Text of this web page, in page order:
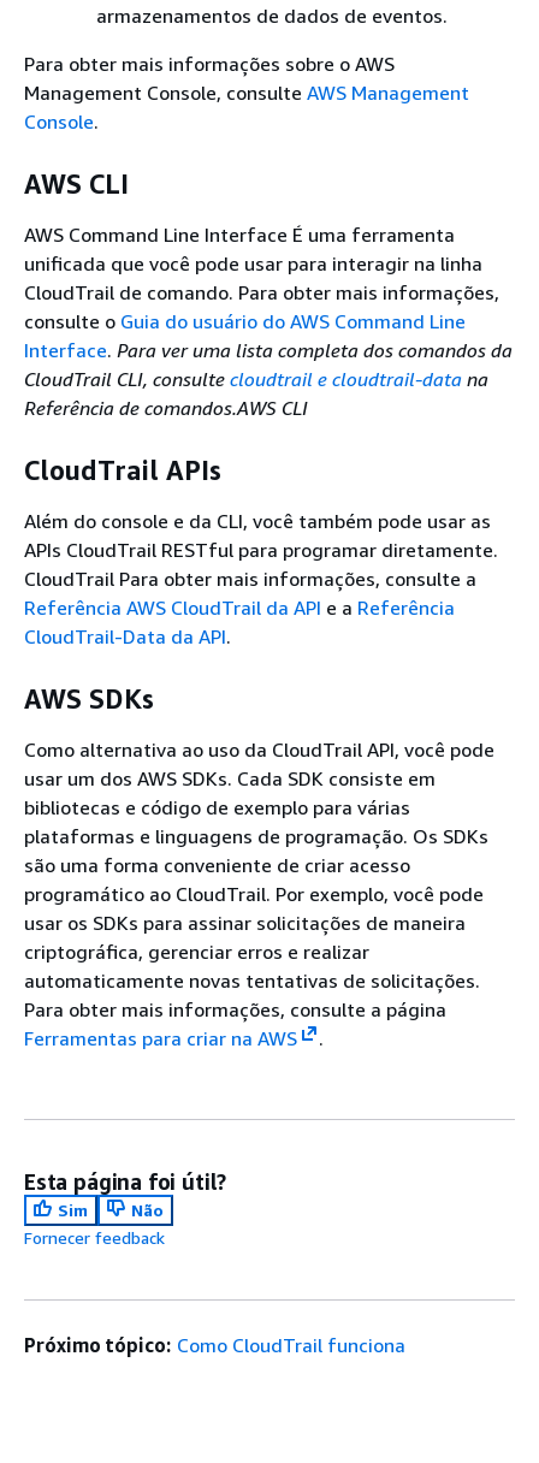
armazenamentos de dados de eventos.
Para obter mais informações sobre o AWS
Management Console, consulte AWS Management
Console.
AWS CLI
AWS Command Line Interface É uma ferramenta
unificada que você pode usar para interagir na linha
CloudTrail de comando. Para obter mais informações,
consulte o Guia do usuário do AWS Command Line
Interface. Para ver uma lista completa dos comandos da
CloudTrail CLI, consulte cloudtrail e cloudtrail-data na
Referência de comandos.AWS CLI
CloudTrail APIs
Além do console e da CLI, você também pode usar as
APIs CloudTrail RESTful para programar diretamente.
CloudTrail Para obter mais informações, consulte a
Referência AWS CloudTrail da API e a Referência
CloudTrail-Data da API.
AWS SDKs
Como alternativa ao uso da CloudTrail API, você pode
usar um dos AWS SDKs. Cada SDK consiste em
bibliotecas e código de exemplo para várias
plataformas e linguagens de programação. Os SDKs
são uma forma conveniente de criar acesso
programático ao CloudTrail. Por exemplo, você pode
usar os SDKs para assinar solicitações de maneira
criptográfica, gerenciar erros e realizar
automaticamente novas tentativas de solicitações.
Para obter mais informações, consulte a página
Ferramentas para criar na AWS
.
Esta página foi útil?
Sim
Não
Fornecer feedback
Próximo tópico: Como CloudTrail funciona